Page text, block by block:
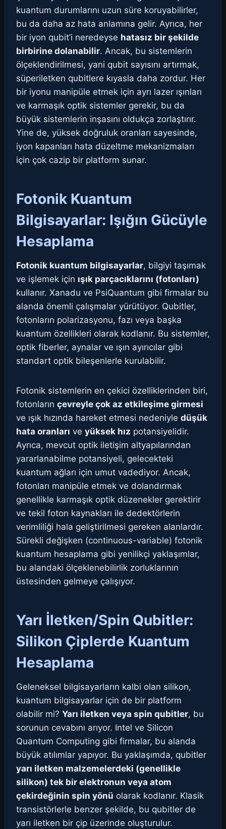
kuantum durumlarını uzun süre koruyabilirler,
bu da daha az hata anlamına gelir. Ayrıca, her
bir iyon qubit’i neredeyse hatasız bir şekilde
birbirine dolanabilir. Ancak, bu sistemlerin
ölçeklendirilmesi, yani qubit sayısını artırmak,
süperiletken qubitlere kıyasla daha zordur. Her
bir iyonu manipüle etmek için ayrı lazer ışınları
ve karmaşık optik sistemler gerekir, bu da
büyük sistemlerin inşasını oldukça zorlaştırır.
Yine de, yüksek doğruluk oranları sayesinde,
iyon kapanları hata düzeltme mekanizmaları
için çok cazip bir platform sunar.
Fotonik Kuantum
Bilgisayarlar: Işığın Gücüyle
Hesaplama
Fotonik kuantum bilgisayarlar, bilgiyi taşımak
ve işlemek için ışık parçacıklarını (fotonları)
kullanır. Xanadu ve PsiQuantum gibi firmalar bu
alanda önemli çalışmalar yürütüyor. Qubitler,
fotonların polarizasyonu, fazı veya başka
kuantum özellikleri olarak kodlanır. Bu sistemler,
optik fiberler, aynalar ve ışın ayırıcılar gibi
standart optik bileşenlerle kurulabilir.
Fotonik sistemlerin en çekici özelliklerinden biri,
fotonların çevreyle çok az etkileşime girmesi
ve ışık hızında hareket etmesi nedeniyle düşük
hata oranları ve yüksek hız potansiyelidir.
Ayrıca, mevcut optik iletişim altyapılarından
yararlanabilme potansiyeli, gelecekteki
kuantum ağları için umut vadediyor. Ancak,
fotonları manipüle etmek ve dolandırmak
genellikle karmaşık optik düzenekler gerektirir
ve tekil foton kaynakları ile dedektörlerin
verimliliği hala geliştirilmesi gereken alanlardır.
Sürekli değişken (continuous-variable) fotonik
kuantum hesaplama gibi yenilikçi yaklaşımlar,
bu alandaki ölçeklenebilirlik zorluklarının
üstesinden gelmeye çalışıyor.
Yarı İletken/Spin Qubitler:
Silikon Çiplerde Kuantum
Hesaplama
Geleneksel bilgisayarların kalbi olan silikon,
kuantum bilgisayarlar için de bir platform
olabilir mi? Yarı iletken veya spin qubitler, bu
sorunun cevabını arıyor. Intel ve Silicon
Quantum Computing gibi firmalar, bu alanda
büyük atılımlar yapıyor. Bu yaklaşımda, qubitler
yarı iletken malzemelerdeki (genellikle
silikon) tek bir elektronun veya atom
çekirdeğinin spin yönü olarak kodlanır. Klasik
transistörlerle benzer şekilde, bu qubitler de
yarı iletken bir çip üzerinde oluşturulur.